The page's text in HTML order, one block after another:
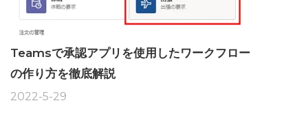
Teamsで承認アプリを使用したワークフロー
の作り方を徹底解説
2022-5-29